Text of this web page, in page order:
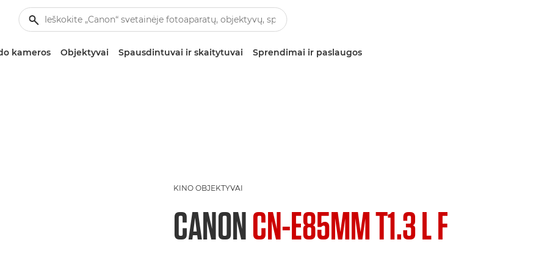
kameros Objektyvai Spausdintuvai ir skaitytuvai Sprendimai ir paslaugos
KINO OBJEKTYVAI
CANONCN-E85MM T1.3 L F